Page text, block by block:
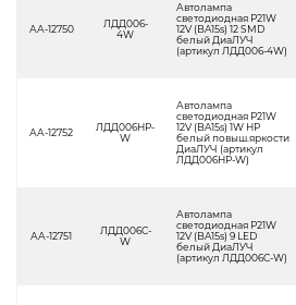
АА-12750
ЛДД006-
4W
Автолампа
светодиодная P21W
12V (BA15s) 12 SMD
белый ДиаЛУЧ
(артикул ЛДД006-4W)
АА-12752
ЛДД006HP-
W
Автолампа
светодиодная P21W
12V (BA15s) 1W HP
белый повыш.яркости
ДиаЛУЧ (артикул
ЛДД006HP-W)
АА-12751
ЛДД006C-
W
Автолампа
светодиодная P21W
12V (BA15s) 9 LED
белый ДиаЛУЧ
(артикул ЛДД006C-W)